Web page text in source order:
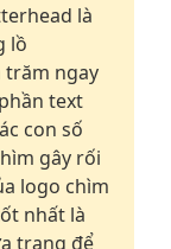
là
lồ
trăm ngay
text
con số
gây rối
logo chìm
nhất là
trang để